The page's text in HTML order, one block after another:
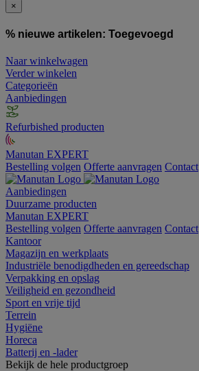
×
% nieuwe artikelen: Toegevoegd
Naar winkelwagen
Verder winkelen
Categorieën
Aanbiedingen
Refurbished producten
Manutan EXPERT
Bestelling volgen Offerte aanvragen Contact
Aanbiedingen
Duurzame producten
Manutan EXPERT
Bestelling volgen Offerte aanvragen Contact
Kantoor
Magazijn en werkplaats
Industriële benodigdheden en gereedschap
Verpakking en opslag
Veiligheid en gezondheid
Sport en vrije tijd
Terrein
Hygiëne
Horeca
Batterij en -lader
Bekijk de hele productgroep